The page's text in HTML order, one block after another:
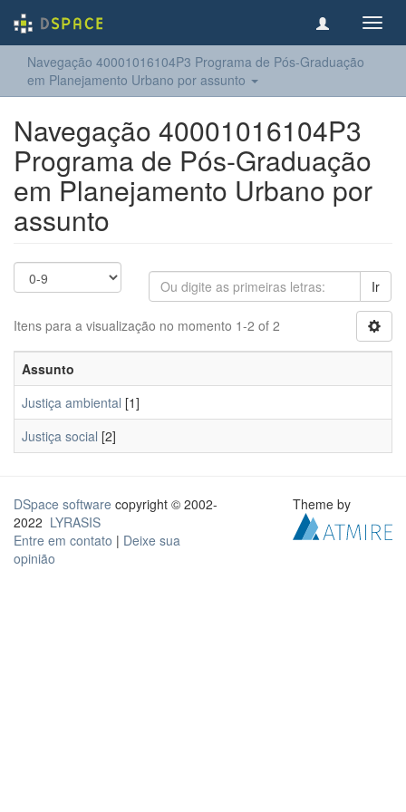
Navegação 40001016104P3 Programa de Pós-Graduação
em Planejamento Urbano por assunto
Navegação 40001016104P3
Programa de Pós-Graduação
em Planejamento Urbano por
assunto
Ir
Itens para a visualização no momento 1-2 of 2
Assunto
Justiça ambiental [1]
Justiça social [2]
DSpace software copyright © 2002-
2022 LYRASIS
Entre em contato | Deixe sua
opinião
Theme by